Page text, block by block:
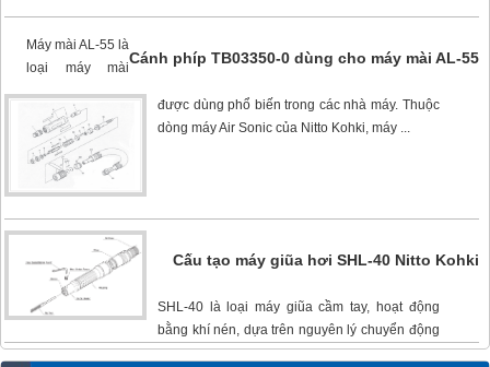
Cánh phíp TB03350-0 dùng cho máy mài AL-55
Máy mài AL-55 là
loại máy mài
được dùng phổ biến trong các nhà máy. Thuộc
dòng máy Air Sonic của Nitto Kohki, máy ...
Cấu tạo máy giũa hơi SHL-40 Nitto Kohki
SHL-40 là loại máy giũa cầm tay, hoạt động
bằng khí nén, dựa trên nguyên lý chuyển động
tịnh tiến của piston trong nòng ...